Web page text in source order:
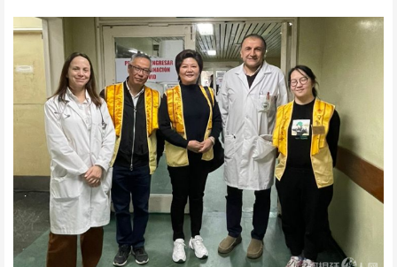
国际佛光会阿根廷协会捐赠口罩支
援Matadero区的